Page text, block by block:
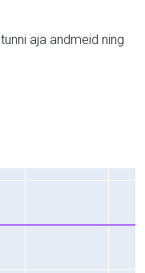
aja andmeid ning